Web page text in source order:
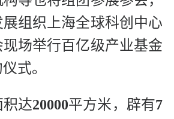
组织上海全球科创中心
场举行百亿级产业基金
式。
达20000平方米，辟有7